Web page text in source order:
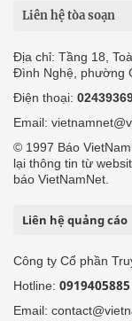
Liên hệ tòa soạn
Địa chỉ: Tầng 18,
Đình Nghệ, phường
Điện thoại:
Email:
© 1997 Báo
lại thông tin từ
báo VietNamNet.
Liên hệ quảng cáo
Công ty Cổ phần
Hotline:
Email: